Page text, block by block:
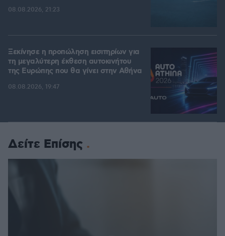
08.08.2026, 21:23
Ξεκίνησε η προπώληση εισιτηρίων για
τη μεγαλύτερη έκθεση αυτοκινήτου
της Ευρώπης που θα γίνει στην Αθήνα
08.08.2026, 19:47
Δείτε Επίσης